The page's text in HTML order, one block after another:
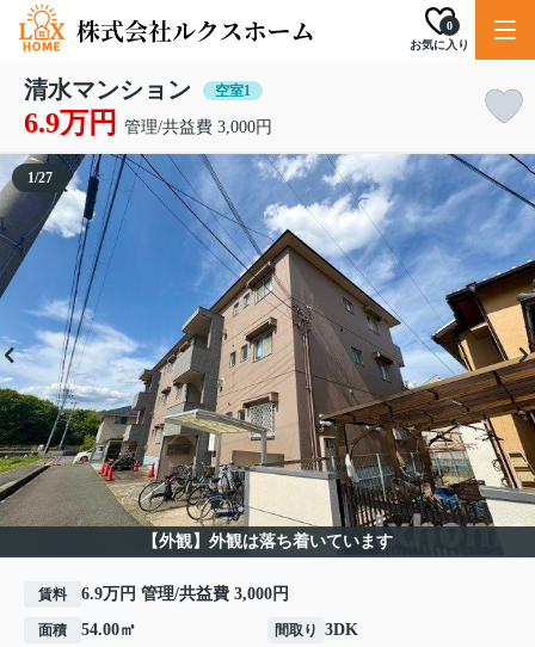
お気に入り
0
清水マンション 空室1
6.9万円 管理/共益費 3,000円
【外観】外観は落ち着いています
1/27
賃料 6.9万円 管理/共益費 3,000円
面積 54.00㎡ 間取り 3DK